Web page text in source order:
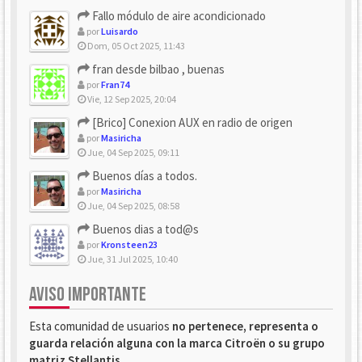
Fallo módulo de aire acondicionado
porLuisardo
Dom, 05 Oct 2025, 11:43
fran desde bilbao , buenas
porFran74
Vie, 12 Sep 2025, 20:04
[Brico] Conexion AUX en radio de origen
porMasiricha
Jue, 04 Sep 2025, 09:11
Buenos días a todos.
porMasiricha
Jue, 04 Sep 2025, 08:58
Buenos dias a tod@s
porKronsteen23
Jue, 31 Jul 2025, 10:40
AVISO IMPORTANTE
Esta comunidad de usuarios no pertenece, representa o
guarda relación alguna con la marca Citroën o su grupo